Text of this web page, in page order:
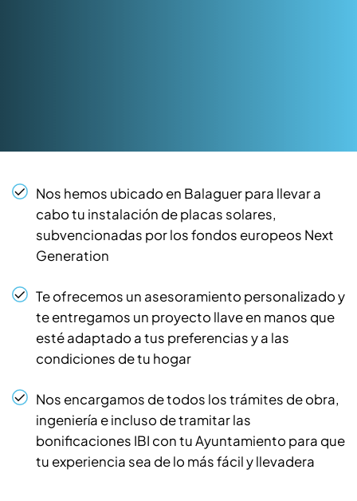
Nos hemos ubicado en Balaguer para llevar a
cabo tu instalación de placas solares,
subvencionadas por los fondos europeos Next
Generation
Te ofrecemos un asesoramiento personalizado y
te entregamos un proyecto llave en manos que
esté adaptado a tus preferencias y a las
condiciones de tu hogar
Nos encargamos de todos los trámites de obra,
ingeniería e incluso de tramitar las
bonificaciones IBI con tu Ayuntamiento para que
tu experiencia sea de lo más fácil y llevadera